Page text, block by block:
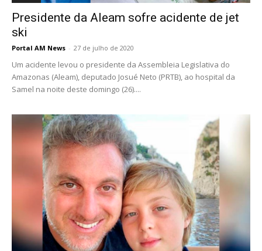
Presidente da Aleam sofre acidente de jet
ski
Portal AM News - 27 de julho de 2020
Um acidente levou o presidente da Assembleia Legislativa do
Amazonas (Aleam), deputado Josué Neto (PRTB), ao hospital da
Samel na noite deste domingo (26)....